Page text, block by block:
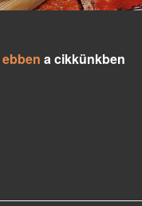
ebben a cikkünkben